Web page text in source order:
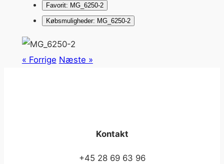
Favorit: MG_6250-2
Købsmuligheder: MG_6250-2
« Forrige Næste »
Kontakt
+45 28 69 63 96